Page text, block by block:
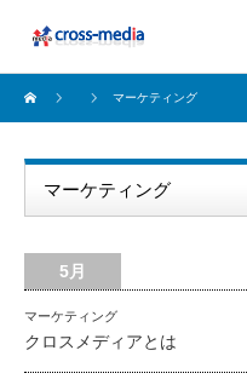
マーケティング
マーケティング
5月
マーケティング
クロスメディアとは